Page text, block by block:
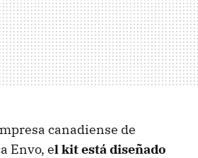
canadiense de
Envo, el kit está diseñado